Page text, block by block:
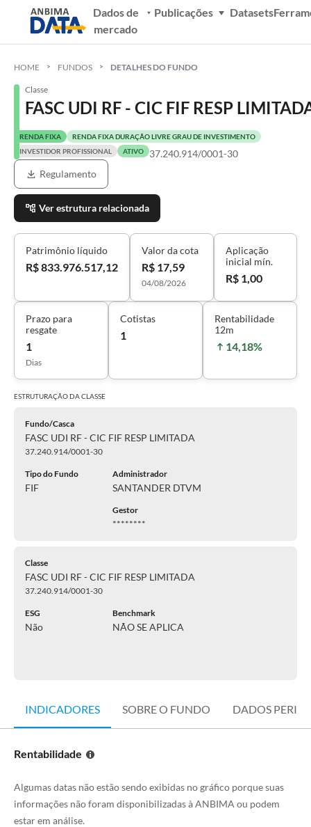
Dados de
mercado
Publicações Datasets
HOME FUNDOS DETALHES DO FUNDO
Classe
FASC UDI RF - CIC FIF RESP
RENDA FIXA
RENDA FIXA DURAÇÃO LIVRE GRAU DE INVESTIMENTO
INVESTIDOR PROFISSIONAL
ATIVO
37.240.914/0001-30
Regulamento
Ver estrutura relacionada
Patrimônio líquido
R$ 833.976.517,12
Valor da cota
R$ 17,59
04/08/2026
Aplicação
inicial mín.
R$ 1,00
Prazo para
resgate
1
Dias
Cotistas
1
Rentabilidade
12m
14,18%
ESTRUTURAÇÃO DACLASSE
Fundo/Casca
FASC UDI RF - CIC FIF RESP LIMITADA
37.240.914/0001-30
Tipo do Fundo
FIF
Administrador
SANTANDER DTVM
Gestor
********
Classe
FASC UDI RF - CIC FIF RESP LIMITADA
37.240.914/0001-30
ESG
Não
Benchmark
NÃO SE APLICA
INDICADORES SOBRE O FUNDO DADOS
Rentabilidade
Algumas datas não estão sendo exibidas no gráfico porque suas
informações não foram disponibilizadas à ANBIMA ou podem
estar em análise.